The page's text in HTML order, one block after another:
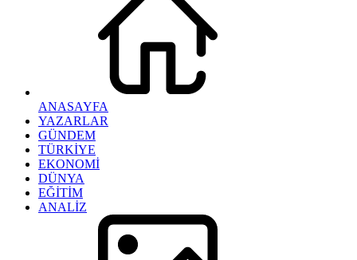
ANASAYFA
YAZARLAR
GÜNDEM
TÜRKİYE
EKONOMİ
DÜNYA
EĞİTİM
ANALİZ